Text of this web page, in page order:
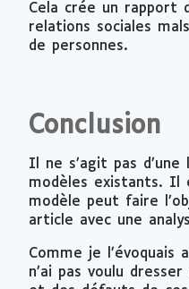
Cela crée un rapport
relations sociales
de personnes.
Conclusion
Il ne s’agit pas
modèles existants. Il
modèle peut faire
article avec une
Comme je l’évoquais
n’ai pas voulu